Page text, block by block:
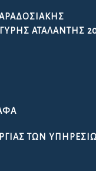
ΑΤΑΛΆΝΤΗΣ
ΤΩΝ